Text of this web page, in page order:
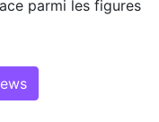
parmi les figures